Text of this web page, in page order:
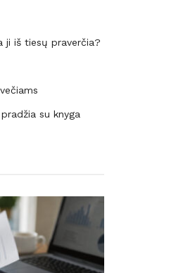
ji iš tiesų praverčia?
su knyga